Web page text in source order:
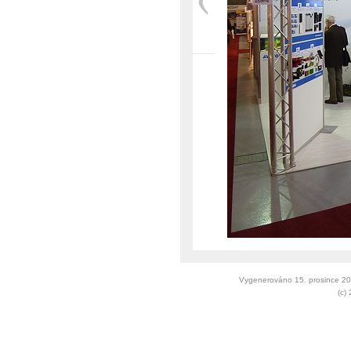
Vygenerováno 15. prosince
(c)